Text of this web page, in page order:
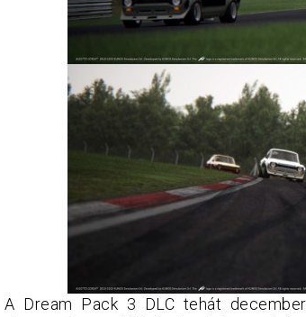
A Dream Pack 3 DLC tehát